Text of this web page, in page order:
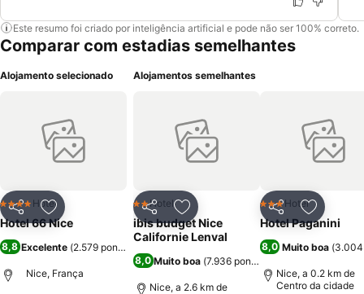
Este resumo foi criado por inteligência artificial e pode não ser 100% correto.
Comparar com estadias semelhantes
Alojamento selecionado
PartilharAdicionar aos favoritos
4 EstrelasHotel
Hotel 66 Nice
8,8 Excelente (2.579 pontuações
Nice, França
Alojamentos semelhantes
PartilharAdicionar aos favoritos
2 Estrelas
Hotel
ibis budget Nice
Californie Lenval
8,0 Muito boa (7.936 pontuações
Nice, a 2.6 km de
Partilhar
3 Estrelas
Hotel
Hotel Paganini
8,0 Muito boa (3.004
Nice, a 0.2 km de
Centro da cidade